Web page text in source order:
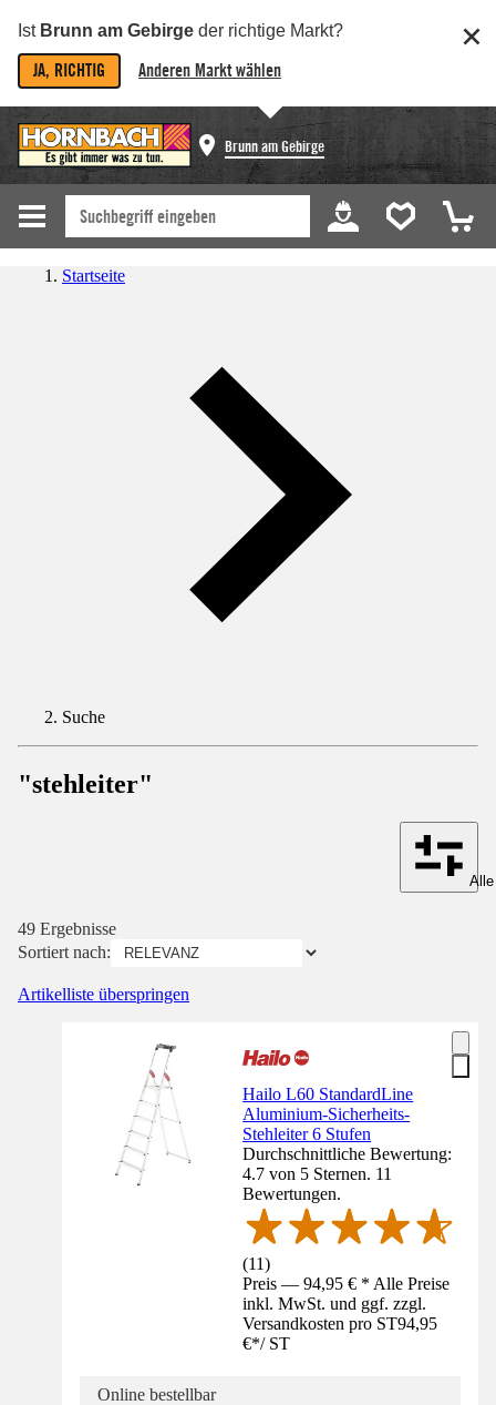
Ist Brunn am Gebirge der richtige Markt?
JA, RICHTIG Anderen Markt wählen
Brunn am Gebirge
Startseite
Suche
"stehleiter"
49 Ergebnisse
Sortiert nach:
Artikelliste überspringen
Hailo L60 StandardLine
Aluminium-Sicherheits-
Stehleiter 6 Stufen
Durchschnittliche Bewertung:
4.7 von 5 Sternen. 11
Bewertungen.
(11)
Preis — 94,95 € * Alle Preise
inkl. MwSt. und ggf. zzgl.
Versandkosten pro ST94,95
€*/ ST
Online bestellbar